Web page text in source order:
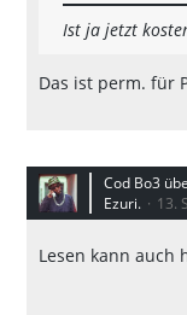
Ist ja jetzt
Das ist perm. für
Cod Bo3
Ezuri.
13.
Lesen kann auch